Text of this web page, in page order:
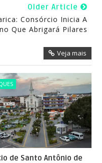
Older Article
Consórcio Inicia A
Que Abrigará Pilares
Veja mais
de Santo Antônio de